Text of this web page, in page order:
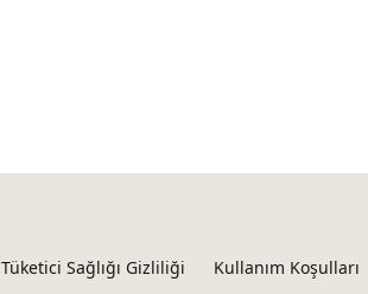
Tüketici Sağlığı Gizliliği Kullanım Koşulları